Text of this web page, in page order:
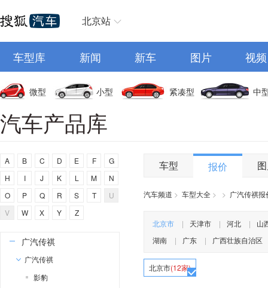
北京站
车型库 新闻 新车 图片 视频
微型 小型 紧凑型 中
汽车产品库
A B C D E F
G
H
I J K L M
N
O
P Q R S T
U
V
W X Y Z
E
东风奕派
F
丰田
方程豹
福田
飞凡汽车
飞碟汽车
广汽传祺
广汽传祺
影豹
车型 报价
汽车频道 > 车型大全 > > 广汽传祺报
北京市 | 天津市 | 河北 |
山
湖南
| 广东 | 广西壮族自治区
北京市(12家)